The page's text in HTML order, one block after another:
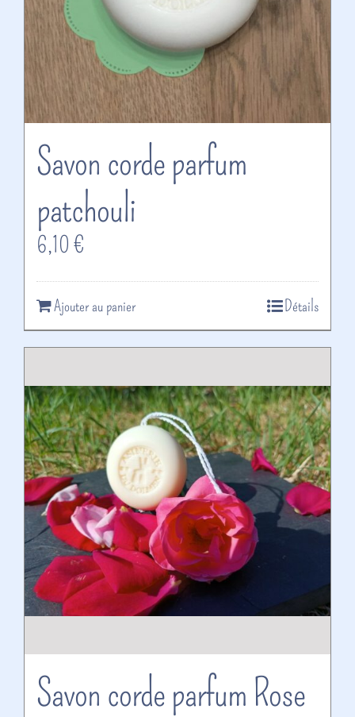
Savon corde parfum
patchouli
6,10 €
Ajouter au panier Détails
Savon corde parfum Rose